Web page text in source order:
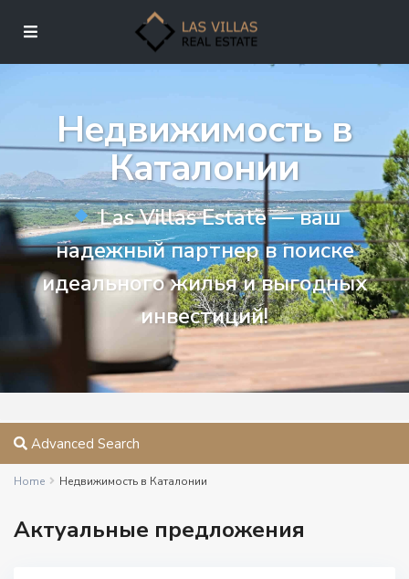
Недвижимость в
Каталонии
Las Villas Estate — ваш
надежный партнер в поиске
идеального жилья и выгодных
инвестиций!
Advanced Search
Home Недвижимость в Каталонии
Актуальные предложения